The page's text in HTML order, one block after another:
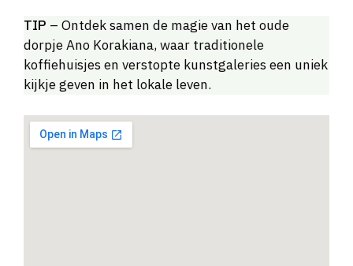
TIP – Ontdek samen de magie van het oude
dorpje Ano Korakiana, waar traditionele
koffiehuisjes en verstopte kunstgaleries een uniek
kijkje geven in het lokale leven.